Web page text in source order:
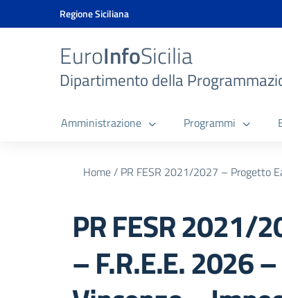
Vai ai contenuti
Vai al menu di navigazione
Vai al banner delle Cookie Policy
Regione Siciliana
EuroInfoSicilia
Dipartimento della
Amministrazione Programmi
Home/ PR FESR 2021/2027 – Progetto
PR FESR 2021/
– F.R.E.E. 2026